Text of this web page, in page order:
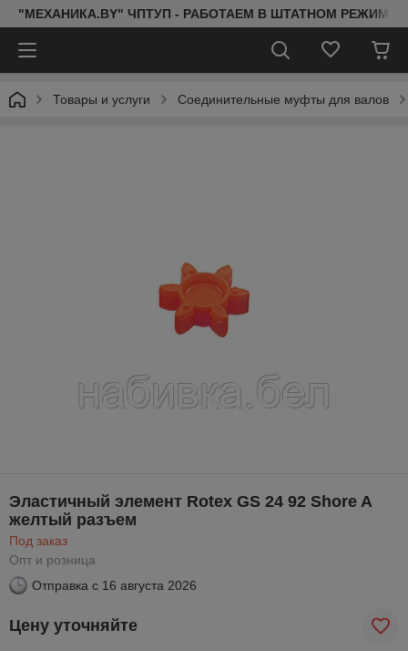
"МЕХАНИКА.BY" ЧПТУП - РАБОТАЕМ В ШТАТНОМ РЕЖИМЕ
Товары и услуги Соединительные муфты для валов
Эластичный элемент Rotex GS 24 92 Shore A
желтый разъем
Под заказ
Опт и розница
Отправка с 16 августа 2026
Цену уточняйте